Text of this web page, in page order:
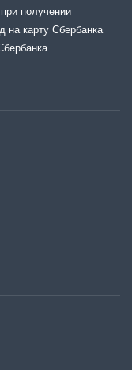
получении
на карту Сбербанка